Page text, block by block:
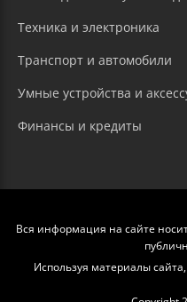
Техника и электроника
Транспорт и автомобили
Умные устройства и
Финансы и кредиты
Вся информация на сайте
Используя материалы